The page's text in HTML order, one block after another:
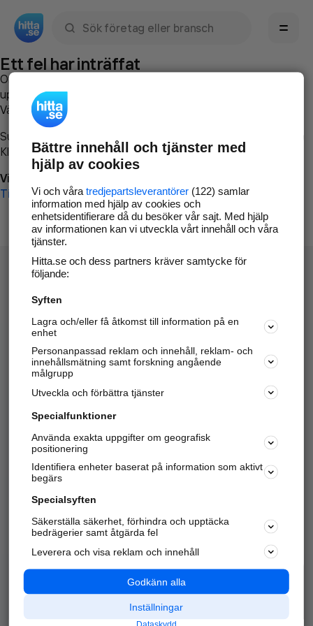
Ett fel har inträffat
Om du vill kan du
uppstod så att vi lättare och snabbare kan avhjälpa det.
Vänligen försök med följande:
Surfa till
Klicka påTillbaka-knappen i webbläsaren och försök igen
Vi beklagar besväret!
Till startsidan
Hitta.se - Gratis nummerupplysning.
Sök företag, personer och platser.
Hitta telefonnummer, adresser, företagsinfo mm.
Marknadsför företaget
Kom igång och annonsera mot
samarbetspartners nära dig.
Alla kategorier
Populära sökningar
API & Kartor
Annonsera
Integritet
Nödnummer
Bättre innehåll och tjänster med
hjälp av cookies
Vi och våra tredjepartsleverantörer(122) samlar
information med hjälp av cookies och
enhetsidentifierare då du besöker vår sajt. Med hjälp
av informationen kan vi utveckla vårt innehåll och våra
tjänster.
Hitta.se och dess partners kräver samtycke för
följande:
Syften
Lagra och/eller få åtkomst till information på en
enhet
Personanpassad reklam och innehåll, reklam- och
innehållsmätning samt forskning angående
målgrupp
Utveckla och förbättra tjänster
Specialfunktioner
Använda exakta uppgifter om geografisk
positionering
Identifiera enheter baserat på information som aktivt
begärs
Specialsyften
Säkerställa säkerhet, förhindra och upptäcka
bedrägerier samt åtgärda fel
Leverera och visa reklam och innehåll
Godkänn alla
Inställningar
Dataskydd